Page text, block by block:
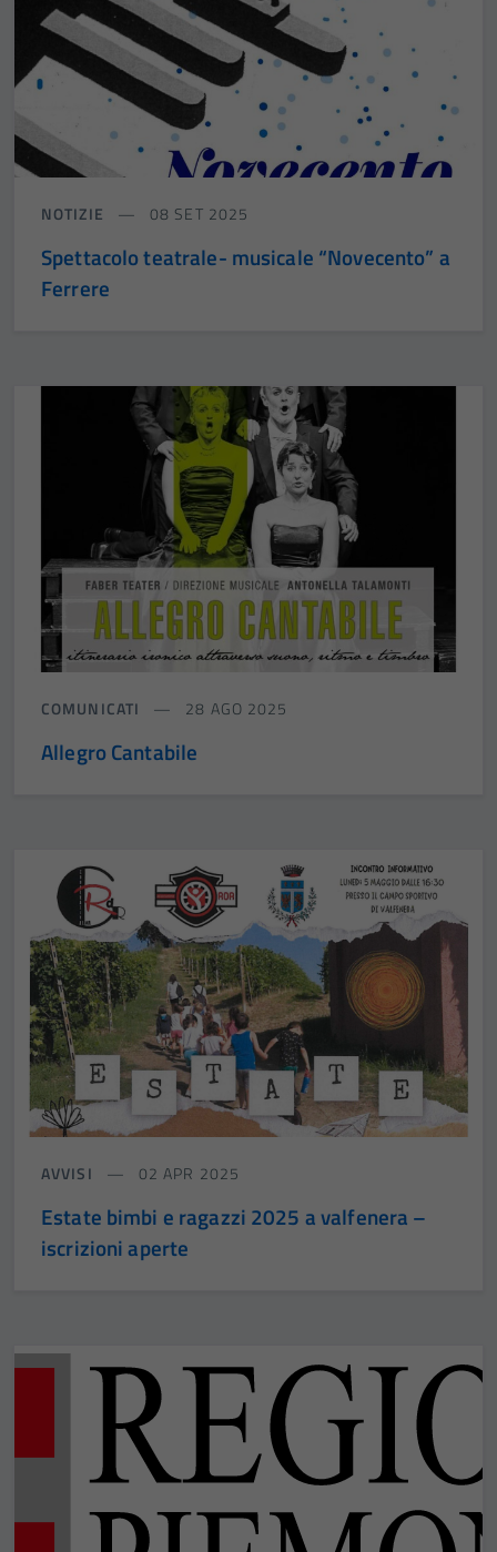
NOTIZIE 08 SET 2025
Spettacolo teatrale- musicale “Novecento” a
Ferrere
COMUNICATI 28 AGO 2025
Allegro Cantabile
AVVISI 02 APR 2025
Estate bimbi e ragazzi 2025 a valfenera –
iscrizioni aperte